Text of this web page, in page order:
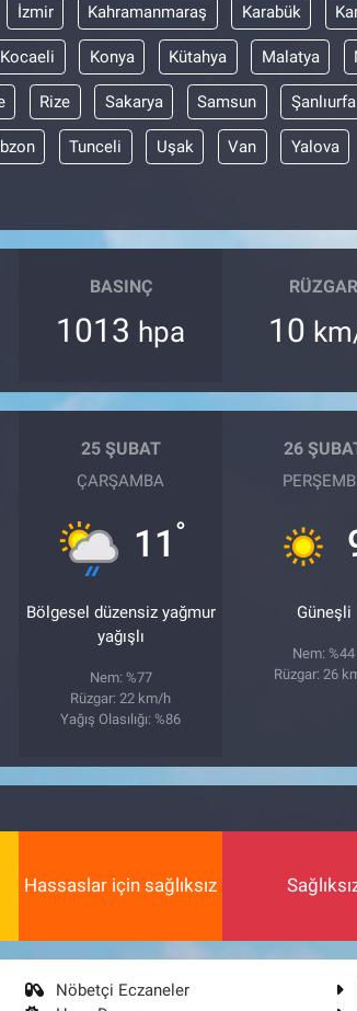
İzmir Kahramanmaraş Karabük
Kocaeli Konya Kütahya Malatya
Rize Sakarya Samsun Şanlıurfa
Tunceli Uşak Van Yalova
BASINÇ
1013 hpa
RÜZGAR
10
25 ŞUBAT
ÇARŞAMBA
11 °
Bölgesel düzensiz yağmur
yağışlı
Nem: %77
Rüzgar: 22 km/h
Yağış Olasılığı: %86
26
Güneşli
Nem: %44
Rüzgar: 26
Hassaslar için sağlıksız
Nöbetçi Eczaneler